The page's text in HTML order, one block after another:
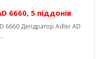
6660, 5 піддонів
6660 Дегідратор Adler AD